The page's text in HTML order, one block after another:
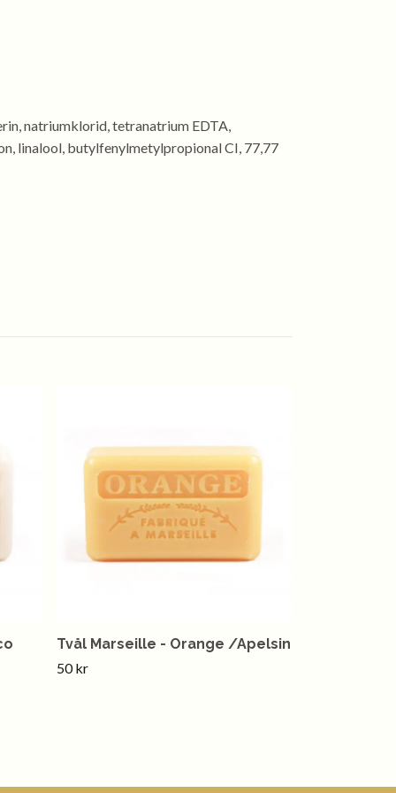
natriumklorid, tetranatrium EDTA,
linalool, butylfenylmetylpropional CI, 77,77
Tvål Marseille - Orange /Apelsin
50 kr